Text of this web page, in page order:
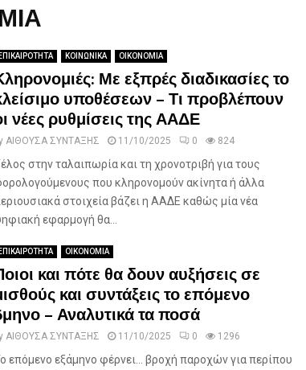
ΕΠΙΚΑΙΡΟΤΗΤΑ ΚΟΙΝΩΝΙΚΑ ΟΙΚΟΝΟΜΙΑ
Με εξπρές διαδικασίες το
υποθέσεων – Τι προβλέπουν
νέες ρυθμίσεις της ΑΑΔΕ
ΑΙΘΟΥΣΑ ΣΥΝΤΑΞΗΣ 11/10/2025 0 824
στην ταλαιπωρία και τη χρονοτριβή για τους
που κληρονομούν ακίνητα ή άλλα
στοιχεία βάζει η ΑΑΔΕ καθώς μία νέα
εφαρμογή θα...
ΕΠΙΚΑΙΡΟΤΗΤΑ ΟΙΚΟΝΟΜΙΑ
και πότε θα δουν αυξήσεις σε
και συντάξεις το επόμενο
– Αναλυτικά τα ποσά
ΑΙΘΟΥΣΑ ΣΥΝΤΑΞΗΣ 11/10/2025 0 1296
επόμενο εξάμηνο φέρνει… βροχή παροχών για περίπου